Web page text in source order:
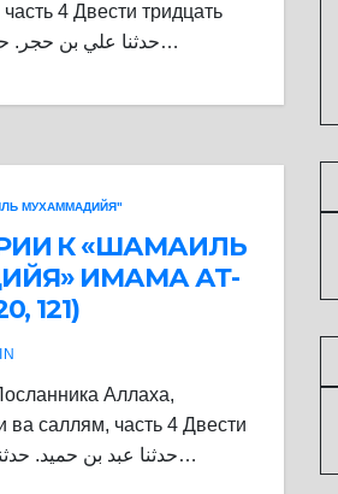
4 Двести тридцать
седьмой хадис حدثنا علي بن حجر. حدثنا…
МУХАММАДИЙЯ"
К «ШАМАИЛЬ
ИМАМА АТ-
121)
Аллаха,
ва саллям, часть 4 Двести
тридцатый хадис حدثنا عبد بن حميد. حدثنا…